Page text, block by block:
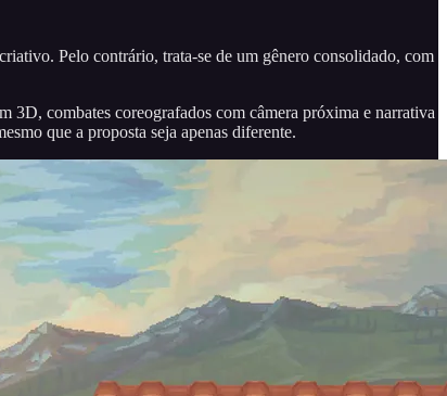
Pelo contrário, trata-se de um gênero consolidado, com
3D, combates coreografados com câmera próxima e narrativa
que a proposta seja apenas diferente.